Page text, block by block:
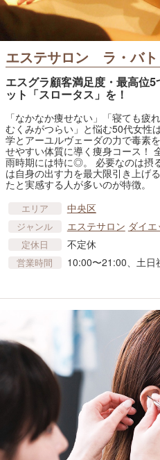
エステサロン ラ・バ
エスグラ顧客満足度・最高位
ット「スロータス」を！
「なかなか痩せない」「寝ても疲
むくみがつらい」と悩む50代女性
学とアーユルヴェーダの力で毒素
せやすい体質に導く痩身コース！
雨時期には特に◎。 必要なのは摂
は自身の出す力を最大限引き上げ
たと実感する人が多いのが特徴。
エリア 中央区
ジャンル エステサロン ダイ
定休日 不定休
営業時間 10:00〜21:00、土日